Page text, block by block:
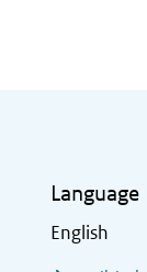
Language
English